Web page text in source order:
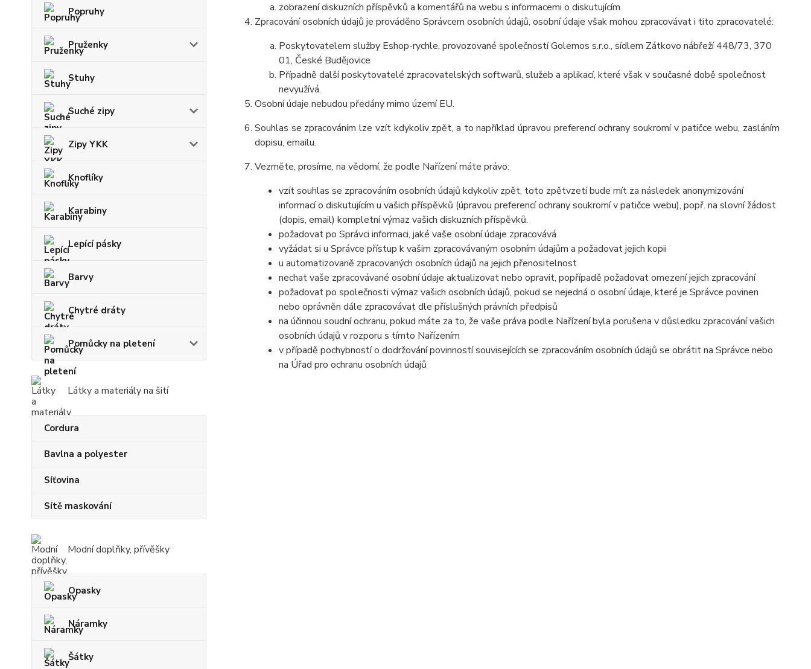
Popruhy
Pruženky
Stuhy
Suché zipy
Zipy YKK
Knoflíky
Karabiny
Lepící pásky
Barvy
Chytré dráty
Pomůcky na pletení
Látky a materiály na šití
Cordura
Bavlna a polyester
Síťovina
Sítě maskování
Modní doplňky, přívěšky
Opasky
Náramky
Šátky
zobrazení diskuzních příspěvků a komentářů na webu s informacemi o diskutujícím
Zpracování osobních údajů je prováděno Správcem osobních údajů, osobní údaje však mohou zpracovávat i tito zpracovatelé:
Poskytovatelem služby Eshop-rychle, provozované společností Golemos s.r.o., sídlem Zátkovo nábřeží 448/73, 370
01, České Budějovice
Případně další poskytovatelé zpracovatelských softwarů, služeb a aplikací, které však v současné době společnost
nevyužívá.
Osobní údaje nebudou předány mimo území EU.
Souhlas se zpracováním lze vzít kdykoliv zpět, a to například úpravou preferencí ochrany soukromí v patičce webu, zasláním
dopisu, emailu.
Vezměte, prosíme, na vědomí, že podle Nařízení máte právo:
vzít souhlas se zpracováním osobních údajů kdykoliv zpět, toto zpětvzetí bude mít za následek anonymizování
informací o diskutujícím u vašich příspěvků (úpravou preferencí ochrany soukromí v patičce webu), popř. na slovní žádost
(dopis, email) kompletní výmaz vašich diskuzních příspěvků.
požadovat po Správci informaci, jaké vaše osobní údaje zpracovává
vyžádat si u Správce přístup k vašim zpracovávaným osobním údajům a požadovat jejich kopii
u automatizovaně zpracovaných osobních údajů na jejich přenositelnost
nechat vaše zpracovávané osobní údaje aktualizovat nebo opravit, popřípadě požadovat omezení jejich zpracování
požadovat po společnosti výmaz vašich osobních údajů, pokud se nejedná o osobní údaje, které je Správce povinen
nebo oprávněn dále zpracovávat dle příslušných právních předpisů
na účinnou soudní ochranu, pokud máte za to, že vaše práva podle Nařízení byla porušena v důsledku zpracování vašich
osobních údajů v rozporu s tímto Nařízením
v případě pochybností o dodržování povinností souvisejících se zpracováním osobních údajů se obrátit na Správce nebo
na Úřad pro ochranu osobních údajů